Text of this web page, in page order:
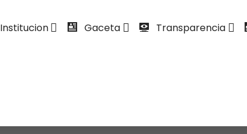
Institucion Gaceta Transparencia